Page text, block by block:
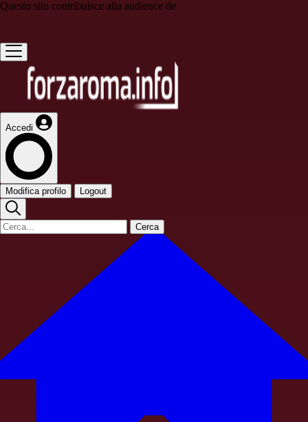
Questo sito contribuisce alla audience de
Accedi
Modifica profilo Logout
Cerca